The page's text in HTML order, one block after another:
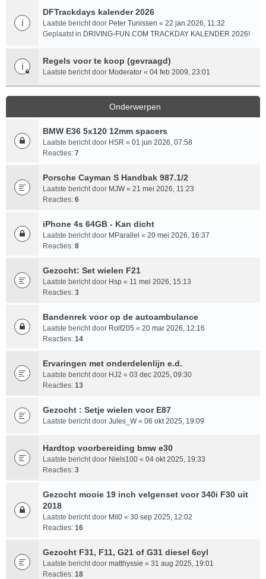
DFTrackdays kalender 2026
Laatste bericht door Peter Tunissen « 22 jan 2026, 11:32
Geplaatst in DRIVING-FUN.COM TRACKDAY KALENDER 2026!
Regels voor te koop (gevraagd)
Laatste bericht door Moderator « 04 feb 2009, 23:01
Onderwerpen
BMW E36 5x120 12mm spacers
Laatste bericht door HSR « 01 jun 2026, 07:58
Reacties: 7
Porsche Cayman S Handbak 987.1/2
Laatste bericht door MJW« 21 mei 2026, 11:23
Reacties: 6
iPhone 4s 64GB - Kan dicht
Laatste bericht door MParallel « 20 mei 2026, 16:37
Reacties: 8
Gezocht: Set wielen F21
Laatste bericht door Hsp « 11 mei 2026, 15:13
Reacties: 3
Bandenrek voor op de autoambulance
Laatste bericht door Rolf205 « 20 mar 2026, 12:16
Reacties: 14
Ervaringen met onderdelenlijn e.d.
Laatste bericht door HJ2 « 03 dec 2025, 09:30
Reacties: 13
Gezocht : Setje wielen voor E87
Laatste bericht door Jules_W« 06 okt 2025, 19:09
Hardtop voorbereiding bmw e30
Laatste bericht door Niels100 « 04 okt 2025, 19:33
Reacties: 3
Gezocht mooie 19 inch velgenset voor 340i F30 uit
2018
Laatste bericht door Mil0 « 30 sep 2025, 12:02
Reacties: 16
Gezocht F31, F11, G21 of G31 diesel 6cyl
Laatste bericht door matthyssie « 31 aug 2025, 19:01
Reacties: 18